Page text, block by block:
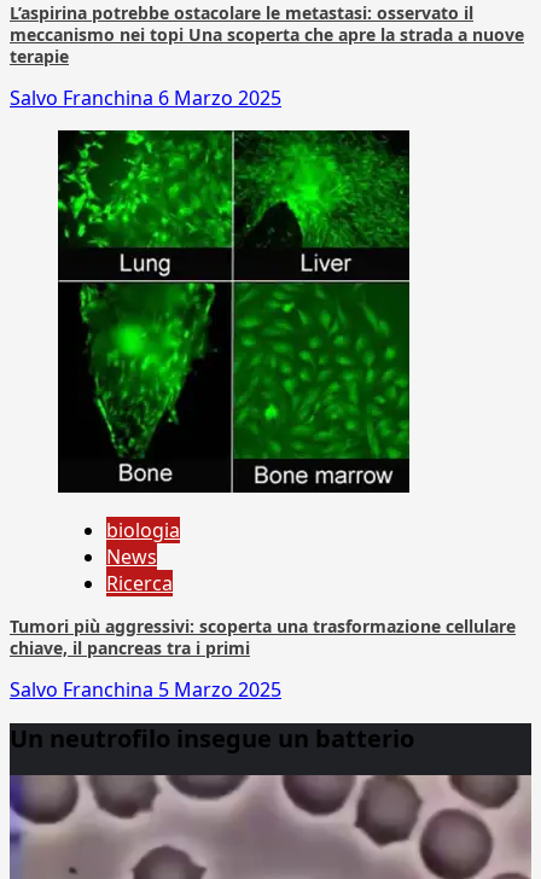
L’aspirina potrebbe ostacolare le metastasi: osservato il
meccanismo nei topi Una scoperta che apre la strada a nuove
terapie
Salvo Franchina 6 Marzo 2025
biologia
News
Ricerca
Tumori più aggressivi: scoperta una trasformazione cellulare
chiave, il pancreas tra i primi
Salvo Franchina 5 Marzo 2025
Un neutrofilo insegue un batterio
Player